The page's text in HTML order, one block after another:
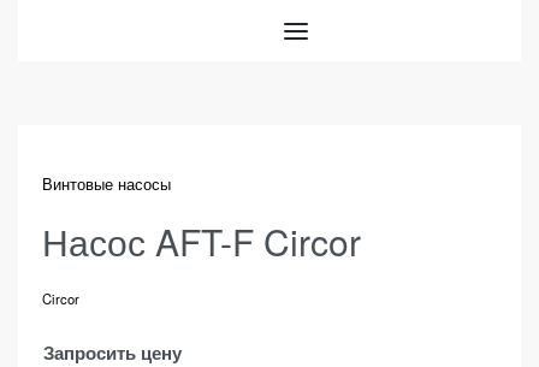
Винтовые насосы
Насос AFT-F Circor
Circor
Запросить цену